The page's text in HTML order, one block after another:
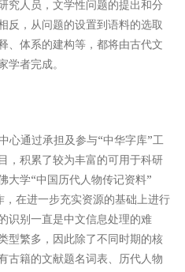
究人员，文学性问题的提出和分
反，从问题的设置到语料的选取
、体系的建构等，都将由古代文
者完成。
心通过承担及参与“中华字库”工
，积累了较为丰富的可用于科研
大学“中国历代人物传记资料”
，在进一步充实资源的基础上进行
识别一直是中文信息处理的难
型繁多，因此除了不同时期的核
古籍的文献题名词表、历代人物